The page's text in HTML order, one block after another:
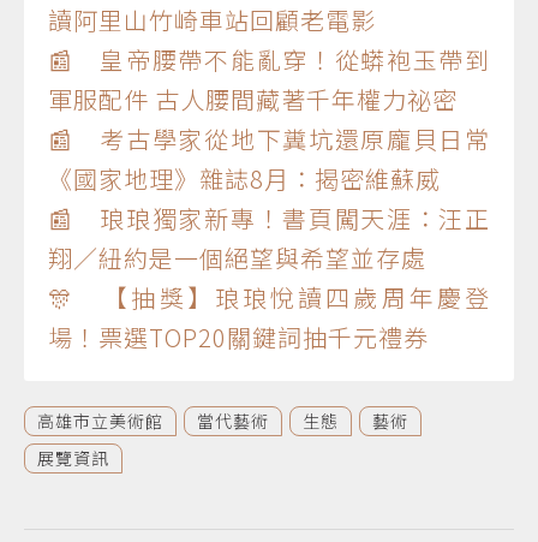
讀阿里山竹崎車站回顧老電影
📰 皇帝腰帶不能亂穿！從蟒袍玉帶到
軍服配件 古人腰間藏著千年權力祕密
📰 考古學家從地下糞坑還原龐貝日常
《國家地理》雜誌8月：揭密維蘇威
📰 琅琅獨家新專！書頁闖天涯：汪正
翔／紐約是一個絕望與希望並存處
🎊 【抽獎】琅琅悅讀四歲周年慶登
場！票選TOP20關鍵詞抽千元禮券
高雄市立美術館 當代藝術 生態
藝術
展覽資訊